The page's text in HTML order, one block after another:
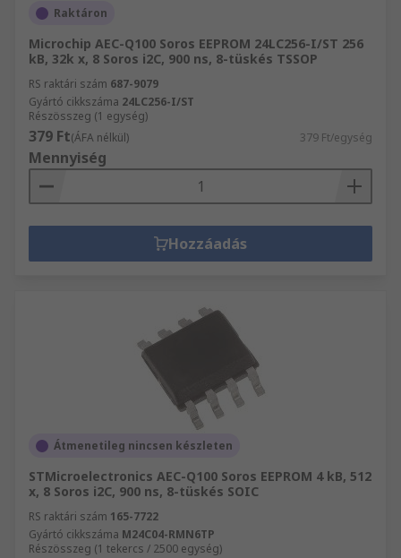
Raktáron
Microchip AEC-Q100 Soros EEPROM 24LC256-I/ST 256
kB, 32k x, 8 Soros i2C, 900 ns, 8-tüskés TSSOP
RS raktári szám 687-9079
Gyártó cikkszáma 24LC256-I/ST
Részösszeg (1 egység)
379 Ft(ÁFA nélkül) 379 Ft/egység
Mennyiség
Hozzáadás
Átmenetileg nincsen készleten
STMicroelectronics AEC-Q100 Soros EEPROM 4 kB, 512
x, 8 Soros i2C, 900 ns, 8-tüskés SOIC
RS raktári szám 165-7722
Gyártó cikkszáma M24C04-RMN6TP
Részösszeg (1 tekercs / 2500 egység)